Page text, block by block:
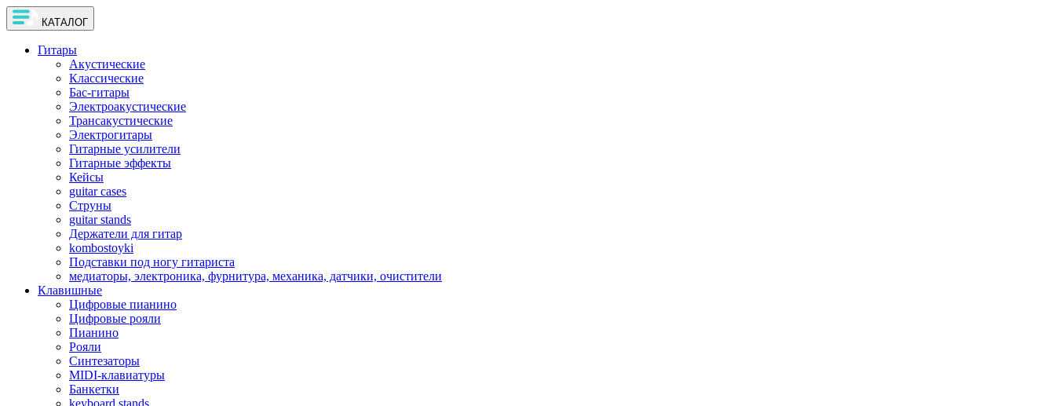
КАТАЛОГ
Гитары
Акустические
Классические
Бас-гитары
Электроакустические
Трансакустические
Электрогитары
Гитарные усилители
Гитарные эффекты
Кейсы
guitar cases
Струны
guitar stands
Держатели для гитар
kombostoyki
Подставки под ногу гитариста
медиаторы, электроника, фурнитура, механика, датчики, очистители
Клавишные
Цифровые пианино
Цифровые рояли
Пианино
Рояли
Синтезаторы
MIDI-клавиатуры
Банкетки
keyboard stands